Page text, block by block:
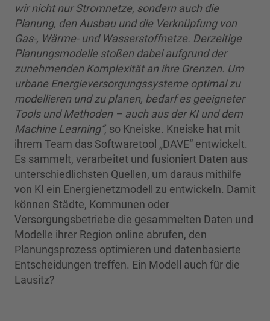
wir nicht nur Stromnetze, sondern auch die
Planung, den Ausbau und die Verknüpfung von
Gas-, Wärme- und Wasserstoffnetze. Derzeitige
Planungsmodelle stoßen dabei aufgrund der
zunehmenden Komplexität an ihre Grenzen. Um
urbane Energieversorgungssysteme optimal zu
modellieren und zu planen, bedarf es geeigneter
Tools und Methoden – auch aus der KI und dem
Machine Learning“, so Kneiske. Kneiske hat mit
ihrem Team das Softwaretool „DAVE“ entwickelt.
Es sammelt, verarbeitet und fusioniert Daten aus
unterschiedlichsten Quellen, um daraus mithilfe
von KI ein Energienetzmodell zu entwickeln. Damit
können Städte, Kommunen oder
Versorgungsbetriebe die gesammelten Daten und
Modelle ihrer Region online abrufen, den
Planungsprozess optimieren und datenbasierte
Entscheidungen treffen. Ein Modell auch für die
Lausitz?